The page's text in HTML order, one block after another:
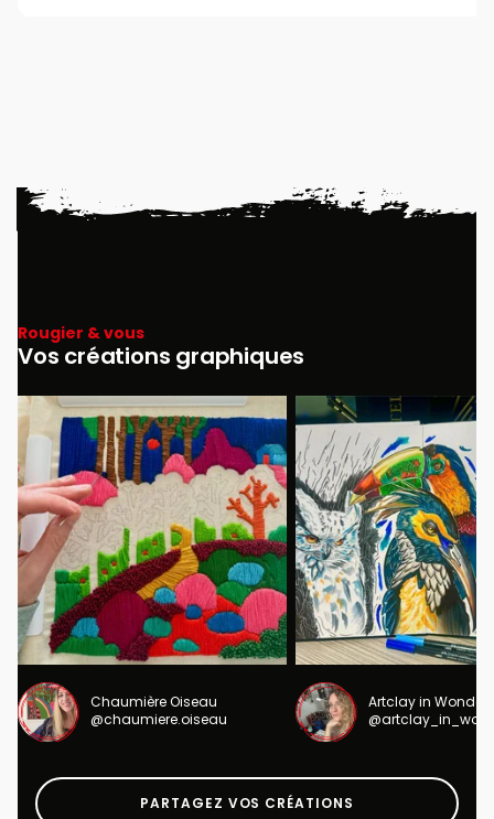
Rougier & vous
Vos créations graphiques
Chaumière Oiseau
@chaumiere.oiseau
Artclay in
PARTAGEZ VOS CRÉATIONS